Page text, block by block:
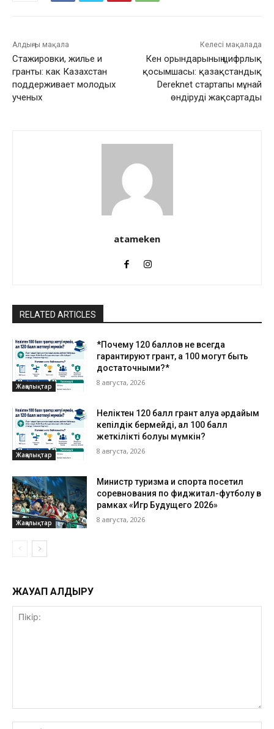
Алдыңғы мақала
Стажировки, жилье и
гранты: как Казахстан
поддерживает молодых
ученых
Келесі мақалада
Кен орындарының цифрлық
қосымшасы: қазақстандық
Dereknet стартапы мұнай
өндіруді жақсартады
atameken
RELATED ARTICLES
Жаңалықтар
*Почему 120 баллов не всегда
гарантируют грант, а 100 могут быть
достаточными?*
8 августа, 2026
Жаңалықтар
Неліктен 120 балл грант алуға әрдайым
кепілдік бермейді, ал 100 балл
жеткілікті болуы мүмкін?
8 августа, 2026
Жаңалықтар
Министр туризма и спорта посетил
соревнования по фиджитал-футболу в
рамках «Игр Будущего 2026»
8 августа, 2026
ЖАУАП ҚАЛДЫРУ